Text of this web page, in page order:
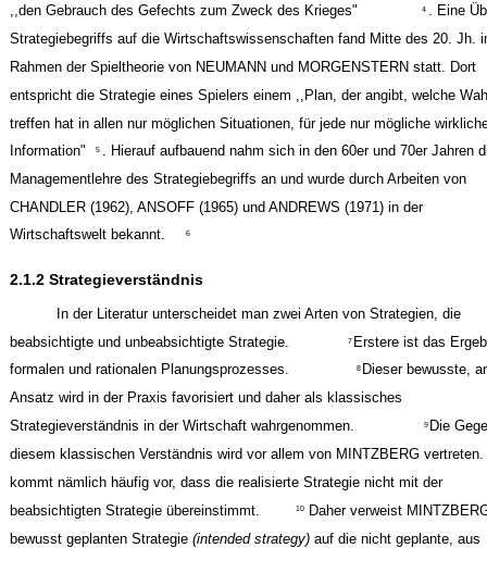
,,den Gebrauch des Gefechts zum Zweck des Krieges"
4
. Eine
Strategiebegriffs auf die Wirtschaftswissenschaften fand Mitte des 20. Jh.
Rahmen der Spieltheorie von NEUMANN und MORGENSTERN statt. Dort
entspricht die Strategie eines Spielers einem ,,Plan, der angibt, welche
treffen hat in allen nur möglichen Situationen, für jede nur mögliche
Information"
5 . Hierauf aufbauend nahm sich in den 60er und 70er Jahren
Managementlehre des Strategiebegriffs an und wurde durch Arbeiten von
CHANDLER (1962), ANSOFF (1965) und ANDREWS (1971) in der
Wirtschaftswelt bekannt.
6
2.1.2 Strategieverständnis
In der Literatur unterscheidet man zwei Arten von Strategien, die
beabsichtigte und unbeabsichtigte Strategie.
7 Erstere ist das
formalen und rationalen Planungsprozesses.
8 Dieser bewusste,
Ansatz wird in der Praxis favorisiert und daher als klassisches
Strategieverständnis in der Wirtschaft wahrgenommen.
9 Die
diesem klassischen Verständnis wird vor allem von MINTZBERG
kommt nämlich häufig vor, dass die realisierte Strategie nicht mit der
beabsichtigten Strategie übereinstimmt.
10 Daher verweist
bewusst geplanten Strategie (intended strategy)auf die nicht geplante, aus